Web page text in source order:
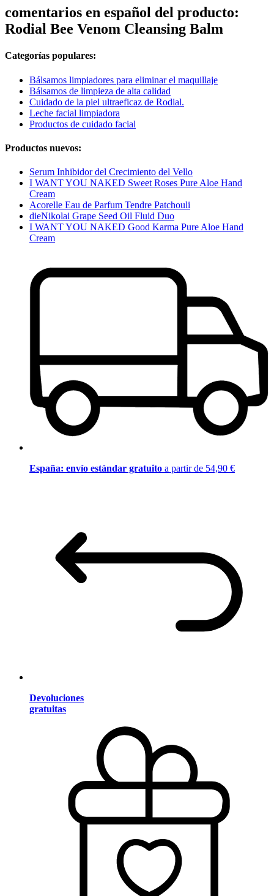
comentarios en español del producto:
Rodial Bee Venom Cleansing Balm
Categorías populares:
Bálsamos limpiadores para eliminar el maquillaje
Bálsamos de limpieza de alta calidad
Cuidado de la piel ultraeficaz de Rodial.
Leche facial limpiadora
Productos de cuidado facial
Productos nuevos:
Serum Inhibidor del Crecimiento del Vello
I WANT YOU NAKED Sweet Roses Pure Aloe Hand
Cream
Acorelle Eau de Parfum Tendre Patchouli
dieNikolai Grape Seed Oil Fluid Duo
I WANT YOU NAKED Good Karma Pure Aloe Hand
Cream
España: envío estándar gratuito a partir de 54,90 €
Devoluciones
gratuitas